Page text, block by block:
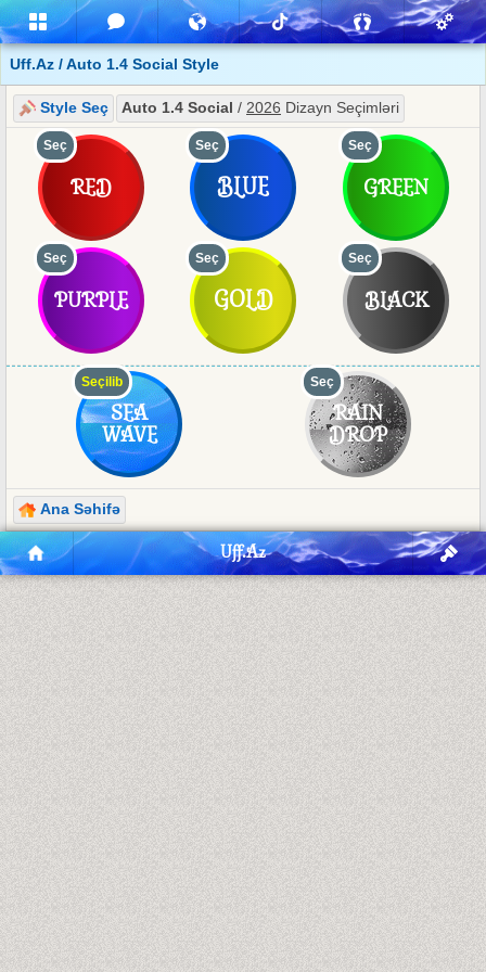
Uff.Az / Auto 1.4 Social Style
Style Seç Auto 1.4 Social / 2026 Dizayn Seçimləri
Seç
RED
Seç
BLUE
Seç
GREEN
Seç
PURPLE
Seç
GOLD
Seç
BLACK
Seçilib
SEA
WAVE
Seç
RAIN
DROP
Ana Səhifə
Uff.Az